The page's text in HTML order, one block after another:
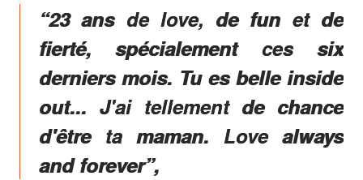
“23 ans de love, de fun et de
fierté, spécialement ces six
derniers mois. Tu es belle inside
out... J'ai tellement de chance
d'être ta maman. Love always
and forever”,